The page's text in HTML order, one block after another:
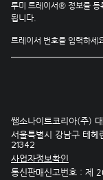
투미 트레이서® 정보를 등
됩니다.
쌤소나이트코리아(주)
서울특별시 강남구 테
21342
사업자정보확인
통신판매신고번호 : 제